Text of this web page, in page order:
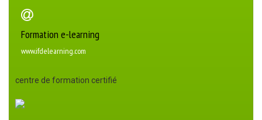
Formation e-learning
www.ifdelearning.com
centre de formation certifié